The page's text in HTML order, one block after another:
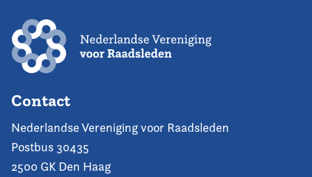
Contact
Nederlandse Vereniging voor Raadsleden
Postbus 30435
2500 GK Den Haag